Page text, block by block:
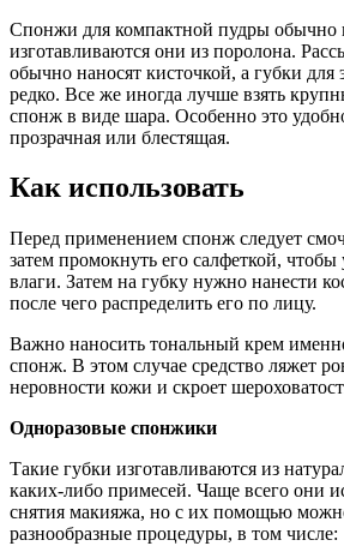
Спонжи для компактной пудры обычно
изготавливаются они из поролона.
обычно наносят кисточкой, а губки для
редко. Все же иногда лучше взять
спонж в виде шара. Особенно это
прозрачная или блестящая.
Как использовать
Перед применением спонж следует
затем промокнуть его салфеткой,
влаги. Затем на губку нужно нанести
после чего распределить его по лицу.
Важно наносить тональный крем
спонж. В этом случае средство ляжет
неровности кожи и скроет
Одноразовые спонжики
Такие губки изготавливаются из
каких-либо примесей. Чаще всего они
снятия макияжа, но с их помощью
разнообразные процедуры, в том числе: